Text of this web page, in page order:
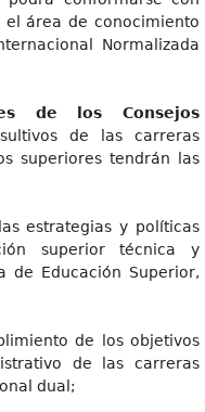
área de conocimiento
Normalizada
de los Consejos
de las carreras
superiores tendrán las
estrategias y políticas
superior técnica y
de Educación Superior,
de los objetivos
de las carreras
dual;